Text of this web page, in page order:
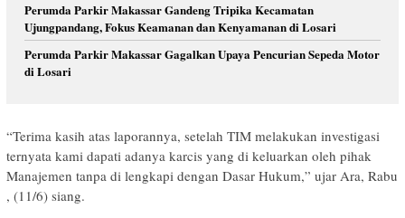
Perumda Parkir Makassar Gandeng Tripika Kecamatan
Ujungpandang, Fokus Keamanan dan Kenyamanan di Losari
Perumda Parkir Makassar Gagalkan Upaya Pencurian Sepeda Motor
di Losari
“Terima kasih atas laporannya, setelah TIM melakukan investigasi
ternyata kami dapati adanya karcis yang di keluarkan oleh pihak
Manajemen tanpa di lengkapi dengan Dasar Hukum,” ujar Ara, Rabu
, (11/6) siang.